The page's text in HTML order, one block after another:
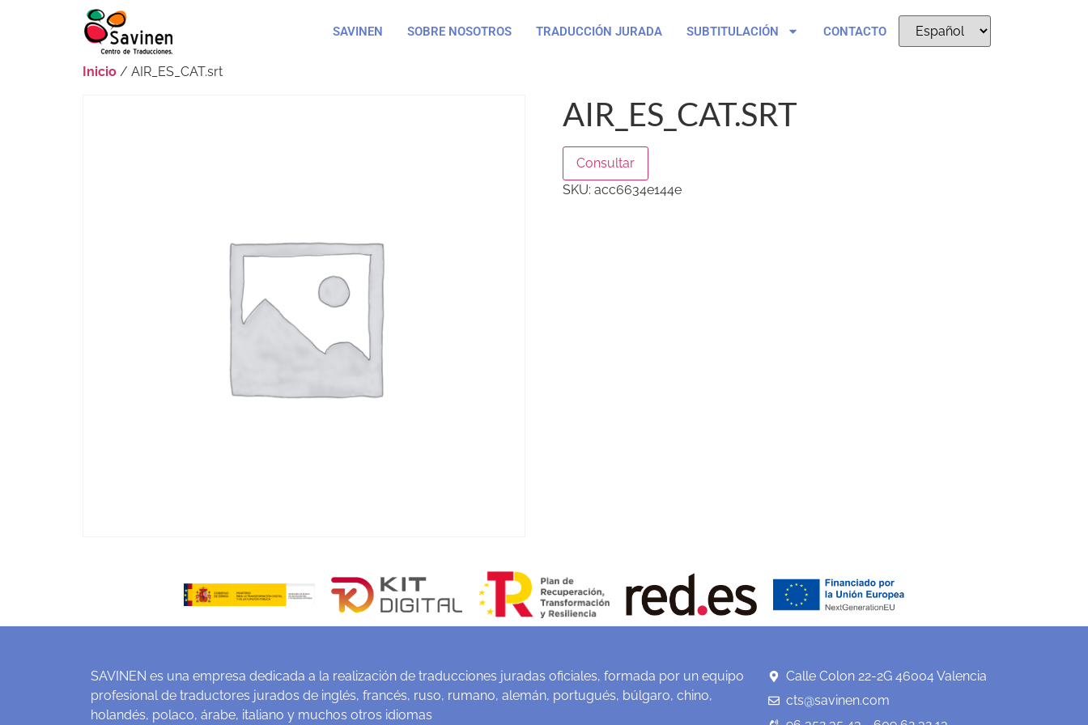
SAVINEN SOBRE NOSOTROS TRADUCCIÓN JURADA SUBTITULACIÓN CONTACTO
Inicio / AIR_ES_CAT.srt
AIR_ES_CAT.SRT
Consultar
SKU: acc6634e144e
SAVINEN es una empresa dedicada a la realización de traducciones juradas oficiales, formada por un equipo
profesional de traductores jurados de inglés, francés, ruso, rumano, alemán, portugués, búlgaro, chino,
holandés, polaco, árabe, italiano y muchos otros idiomas
Calle Colon 22-2G 46004 Valencia
cts@savinen.com